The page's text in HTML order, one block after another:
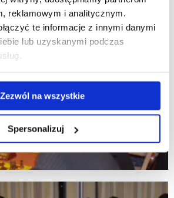
reklamowym i analitycznym.
te informacje z innymi danymi
lub uzyskanymi podczas
Zezwól na wszystkie
Spersonalizuj